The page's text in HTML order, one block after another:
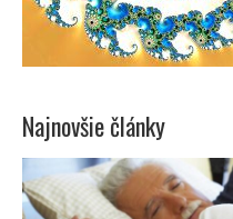
Najnovšie články